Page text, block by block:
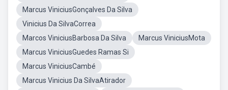
Marcus ViniciusGonçalves Da Silva
Vinicius Da SilvaCorrea
Marcos ViniciusBarbosa Da Silva
Marcus ViniciusMota
Marcus ViniciusGuedes Ramas Si
Marcus ViniciusCambé
Marcus Vinicius Da SilvaAtirador